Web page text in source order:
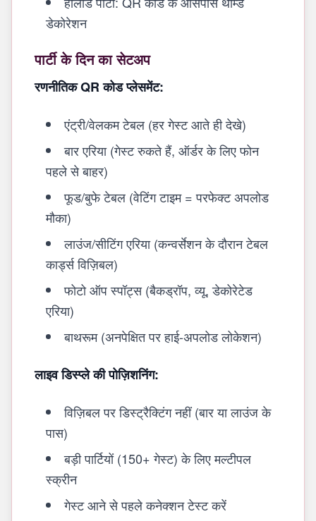
डेकोरेशन
पार्टी के दिन का सेटअप
रणनीतिक QR कोड प्लेसमेंट:
एंट्री/वेलकम टेबल (हर गेस्ट आते ही देखे)
बार एरिया (गेस्ट रुकते हैं, ऑर्डर के लिए फोन
पहले से बाहर)
फूड/बुफे टेबल (वेटिंग टाइम = परफेक्ट अपलोड
मौका)
लाउंज/सीटिंग एरिया (कन्वर्सेशन के दौरान टेबल
कार्ड्स विज़िबल)
फोटो ऑप स्पॉट्स (बैकड्रॉप, व्यू, डेकोरेटेड
एरिया)
बाथरूम (अनपेक्षित पर हाई-अपलोड लोकेशन)
लाइव डिस्प्ले की पोज़िशनिंग:
विज़िबल पर डिस्ट्रैक्टिंग नहीं (बार या लाउंज के
पास)
बड़ी पार्टियों (150+ गेस्ट) के लिए मल्टीपल
स्क्रीन
गेस्ट आने से पहले कनेक्शन टेस्ट करें